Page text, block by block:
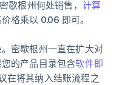
歇根州何处销售， 计算
格乘以 0.06 即可。
密歇根州一直在扩大对
的产品目录包含软件即
在将其纳入结账流程之